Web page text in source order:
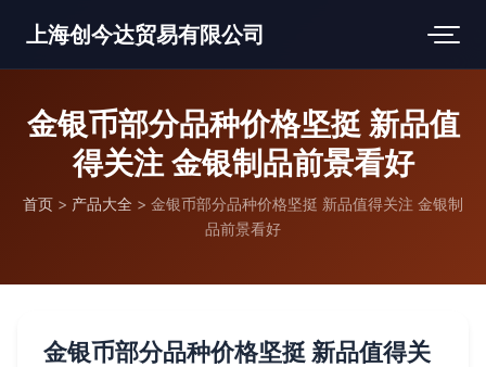
上海创今达贸易有限公司
金银币部分品种价格坚挺 新品值
得关注 金银制品前景看好
首页 > 产品大全 > 金银币部分品种价格坚挺 新品值得关注 金银制
品前景看好
金银币部分品种价格坚挺 新品值得关